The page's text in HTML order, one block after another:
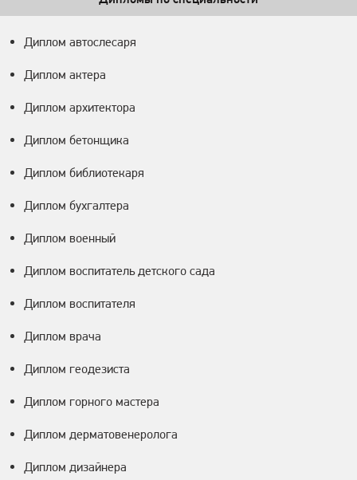
Диплом автослесаря
Диплом актера
Диплом архитектора
Диплом бетонщика
Диплом библиотекаря
Диплом бухгалтера
Диплом военный
Диплом воспитатель детского сада
Диплом воспитателя
Диплом врача
Диплом геодезиста
Диплом горного мастера
Диплом дерматовенеролога
Диплом дизайнера